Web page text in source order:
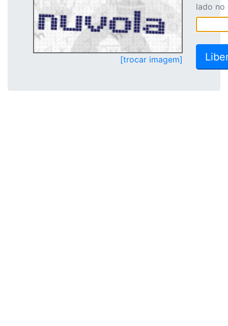
[trocar imagem]
lado no